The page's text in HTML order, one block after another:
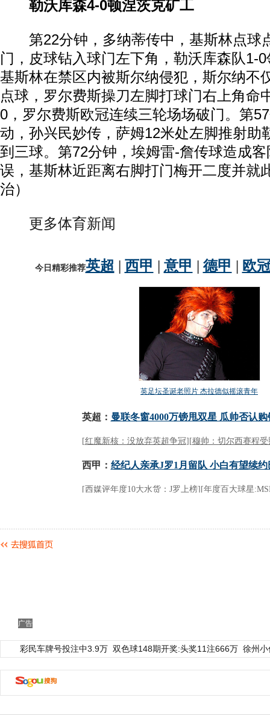
勒沃库森4-0顿涅茨克矿工
第22分钟，多纳蒂传中，基斯林点球
门，皮球钻入球门左下角，勒沃库森队1-
基斯林在禁区内被斯尔纳侵犯，斯尔纳不
点球，罗尔费斯操刀左脚打球门右上角命
0，罗尔费斯欧冠连续三轮场场破门。第
动，孙兴民妙传，萨姆12米处左脚推射助
到三球。第72分钟，埃姆雷-詹传球造成
误，基斯林近距离右脚打门梅开二度并就
治）
更多体育新闻
广告
彩民车牌号投注中3.9万 双色球148期开奖:头奖11注666万 徐州